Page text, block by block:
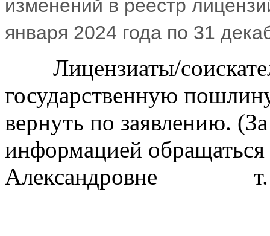
изменений в реестр
января 2024 года по 31
Лицензиаты/
государственную
вернуть по заявлению.
информацией
Александровне т.